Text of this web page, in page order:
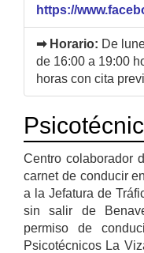
https://
➡ Horario: De
de 16:00 a 19:00
horas con cita
Centro colaborador
carnet de conducir
a la Jefatura de
sin salir de
permiso de
Psicotécnicos La